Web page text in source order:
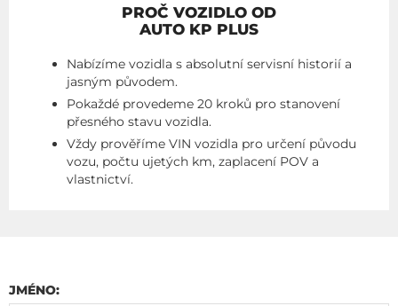
PROČ VOZIDLO OD
AUTO KP PLUS
Nabízíme vozidla s absolutní servisní historií a
jasným původem.
Pokaždé provedeme 20 kroků pro stanovení
přesného stavu vozidla.
Vždy prověříme VIN vozidla pro určení původu
vozu, počtu ujetých km, zaplacení POV a
vlastnictví.
JMÉNO: